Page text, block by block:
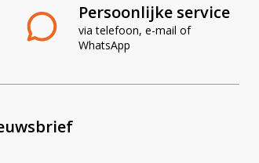
Persoonlijke service
via telefoon, e-mail of
WhatsApp